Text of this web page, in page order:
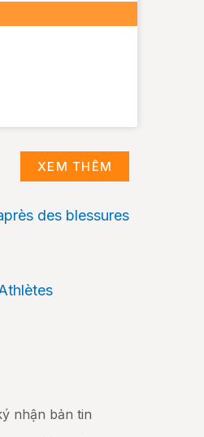
XEM THÊM
des blessures
nhận bản tin